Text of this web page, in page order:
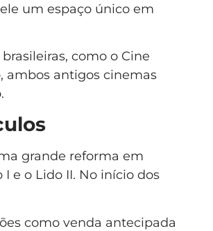
um espaço único em
como o Cine
ambos antigos cinemas
grande reforma em
e o Lido II. No início dos
como venda antecipada